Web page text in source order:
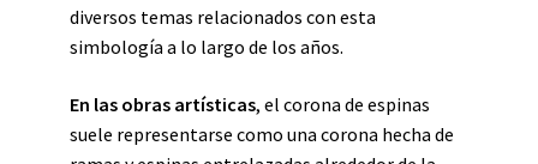
diversos temas relacionados con esta
simbología a lo largo de los años.
En las obras artísticas, el corona de espinas
suele representarse como una corona hecha de